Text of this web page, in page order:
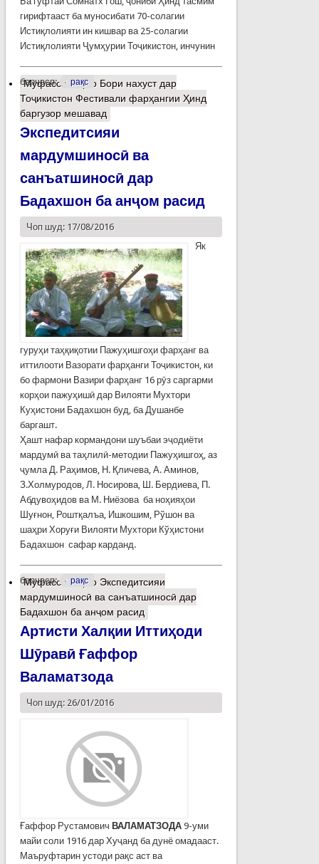
гирифтааст ба муносибати 70-солагии
Истиқлолияти ин кишвар ва 25-солагии
Истиқлолияти Ҷумҳурии Тоҷикистон, инчунин
барчасп: рақс
Муфассалтаро Бори нахуст дар
Тоҷикистон Фестивали фарҳангии Ҳинд
баргузор мешавад
Экспедитсияи
мардумшиносӣ ва
санъатшиносӣ дар
Бадахшон ба анҷом расид
Чоп шуд: 17/08/2016
Як
гуруҳи таҳқиқотии Пажуҳишгоҳи фарҳанг ва
иттилооти Вазорати фарҳанги Тоҷикистон, ки
бо фармони Вазири фарҳанг 16 рӯз саргарми
корҳои пажуҳишӣ дар Вилояти Мухтори
Куҳистони Бадахшон буд, ба Душанбе
баргашт.
Ҳашт нафар кормандони шуъбаи эҷодиёти
мардумӣ ва таҳлилӣ-методии Пажуҳишгоҳ, аз
ҷумла Д. Раҳимов, Н. Қличева, А. Аминов,
З.Холмуродов, Л. Носирова, Ш. Бердиева, П.
Абдувоҳидов ва М. Ниёзова ба ноҳияҳои
Шуғнон, Роштқалъа, Ишкошим, Рўшон ва
шаҳри Хоруғи Вилояти Мухтори Кўҳистони
Бадахшон сафар карданд.
барчасп: рақс
Муфассалтаро Экспедитсияи
мардумшиносӣ ва санъатшиносӣ дар
Бадахшон ба анҷом расид
Артисти Халқии Иттиҳоди
Шӯравӣ Ғаффор
Валаматзода
Чоп шуд: 26/01/2016
Ғаффор Рустамович ВАЛАМАТЗОДА9-уми
майи соли 1916 дар Хуҷанд ба дунё омадааст.
Маъруфтарин устоди рақс аст ва